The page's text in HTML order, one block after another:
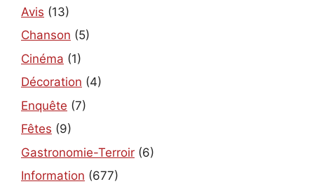
Avis (13)
Chanson (5)
Cinéma (1)
Décoration (4)
Enquête (7)
Fêtes (9)
Gastronomie-Terroir (6)
Information (677)